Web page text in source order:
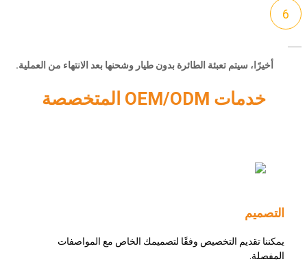
6
أخيرًا، سيتم تعبئة الطائرة بدون طيار وشحنها بعد الانتهاء من العملية.
خدمات OEM/ODM المتخصصة
التصميم
يمكننا تقديم التخصيص وفقًا لتصميمك الخاص مع المواصفات
المفصلة.